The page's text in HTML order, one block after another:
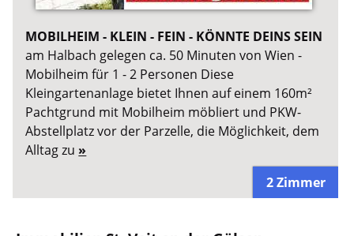
MOBILHEIM - KLEIN - FEIN - KÖNNTE DEINS SEIN
am Halbach gelegen ca. 50 Minuten von Wien -
Mobilheim für 1 - 2 Personen Diese
Kleingartenanlage bietet Ihnen auf einem 160m²
Pachtgrund mit Mobilheim möbliert und PKW-
Abstellplatz vor der Parzelle, die Möglichkeit, dem
Alltag zu »
2 Zimmer